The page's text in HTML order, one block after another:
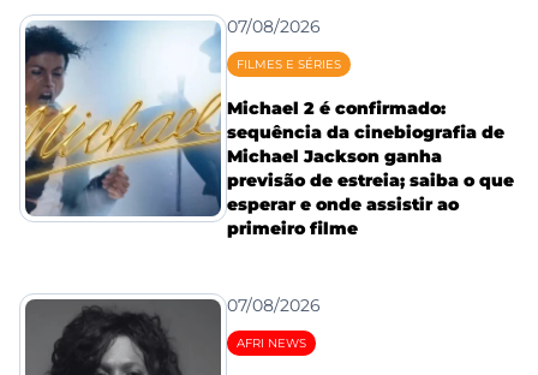
07/08/2026
FILMES E SÉRIES
Michael 2 é confirmado:
sequência da cinebiografia de
Michael Jackson ganha
previsão de estreia; saiba o que
esperar e onde assistir ao
primeiro filme
07/08/2026
AFRI NEWS